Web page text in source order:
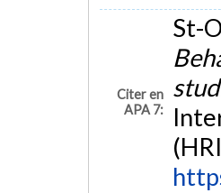
Citer en
APA 7:
St-